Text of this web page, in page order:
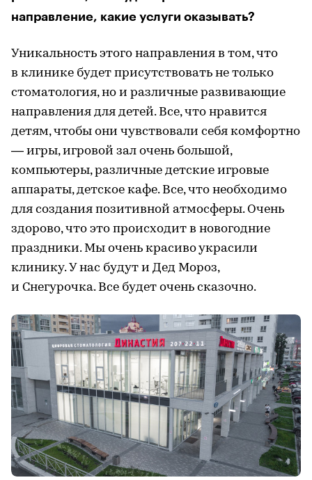
направление, какие услуги оказывать?
Уникальность этого направления в том, что
в клинике будет присутствовать не только
стоматология, но и различные развивающие
направления для детей. Все, что нравится
детям, чтобы они чувствовали себя комфортно
— игры, игровой зал очень большой,
компьютеры, различные детские игровые
аппараты, детское кафе. Все, что необходимо
для создания позитивной атмосферы. Очень
здорово, что это происходит в новогодние
праздники. Мы очень красиво украсили
клинику. У нас будут и Дед Мороз,
и Снегурочка. Все будет очень сказочно.